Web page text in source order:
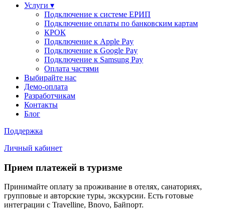
Услуги ▾
Подключение к системе ЕРИП
Подключение оплаты по банковским картам
КРОК
Подключение к Apple Pay
Подключение к Google Pay
Подключение к Samsung Pay
Оплата частями
Выбирайте нас
Демо-оплата
Разработчикам
Контакты
Блог
Поддержка
Личный кабинет
Прием платежей в туризме
Принимайте оплату за проживание в отелях, санаториях,
групповые и авторские туры, экскурсии. Есть готовые
интеграции с Travelline, Bnovo, Байпорт.